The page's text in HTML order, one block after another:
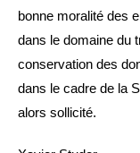
bonne moralité des
dans le domaine du
conservation des
dans le cadre de la
alors sollicité.